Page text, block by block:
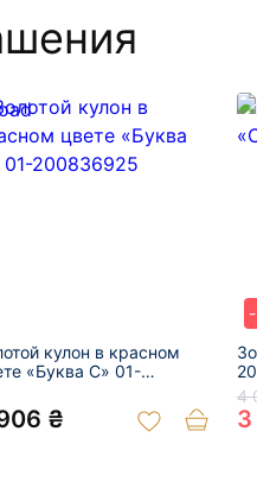
кулон в красном
«Буква С» 01-
₴
4